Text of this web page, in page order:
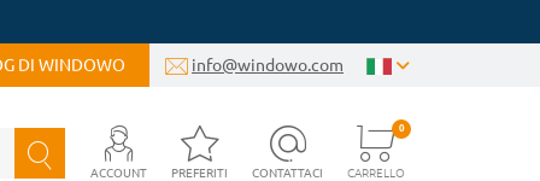
DI WINDOWO info@windowo.com
ACCOUNT PREFERITI CONTATTACI CARRELLO
0